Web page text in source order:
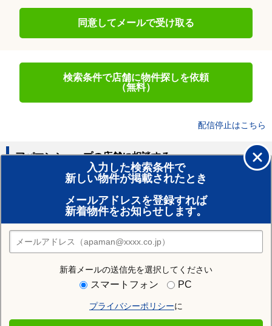
同意してメールで受け取る
検索条件で店舗に物件探しを依頼
（無料）
配信停止はこちら
入力した検索条件で
新しい物件が掲載されたとき
メールアドレスを登録すれば
新着物件をお知らせします。
新着メールの送信先を選択してください
スマートフォン PC
プライバシーポリシーに
アパマンショップの店舗に相談する
賃貸のプロがお部屋探し！
おまかせ物件リクエスト
住みたい街の店舗を探す
店舗検索
住む街研究所で函館市の情報を見る